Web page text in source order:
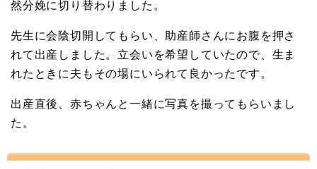
然分娩に切り替わりました。
先生に会陰切開してもらい、助産師さんにお腹を押さ
れて出産しました。立会いを希望していたので、生ま
れたときに夫もその場にいられて良かったです。
出産直後、赤ちゃんと一緒に写真を撮ってもらいまし
た。